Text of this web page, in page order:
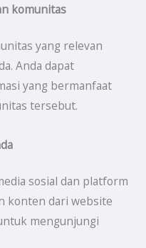
komunitas
yang relevan
Anda dapat
yang bermanfaat
tersebut.
sosial dan platform
konten dari website
mengunjungi